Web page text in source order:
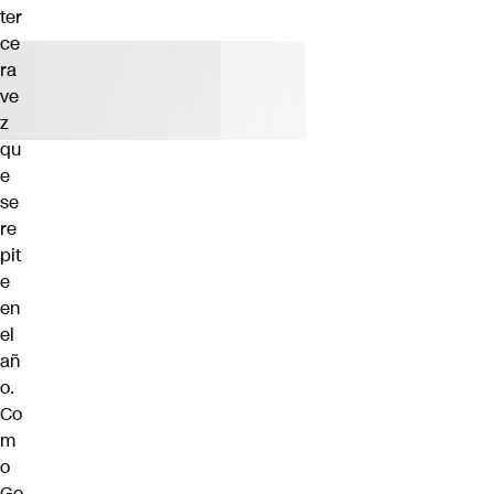
ter
ce
ra
ve
z
qu
e
se
re
pit
e
en
el
añ
o.
Co
m
o